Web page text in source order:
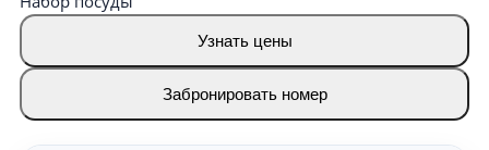
Узнать цены
Забронировать номер